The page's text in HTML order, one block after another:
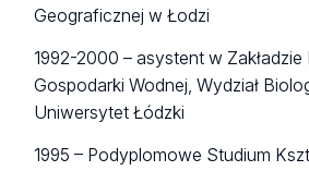
Geograficznej w Łodzi
1992-2000 – asystent w Zakładzie
Gospodarki Wodnej, Wydział
Uniwersytet Łódzki
1995 – Podyplomowe Studium